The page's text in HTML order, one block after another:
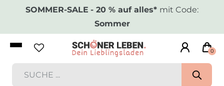
SOMMER-SALE - 20 % auf alles* mit Code:
Sommer
0